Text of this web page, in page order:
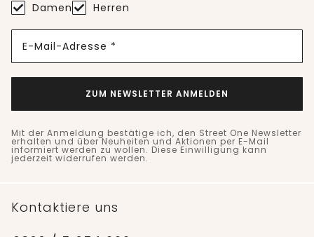
Damen Herren
E-Mail-Adresse *
ZUM NEWSLETTER ANMELDEN
Mit der Anmeldung bestätige ich, den Street One Newsletter
erhalten und über Neuheiten und Aktionen per E-Mail
informiert werden zu wollen. Diese Einwilligung kann
jederzeit widerrufen werden.
Kontaktiere uns